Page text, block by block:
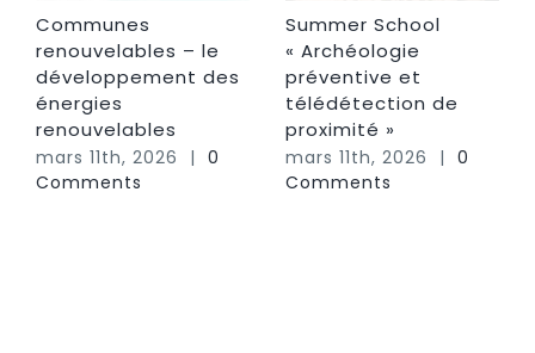
Communes
renouvelables – le
développement des
énergies
renouvelables
mars 11th, 2026 | 0
Comments
Summer School
« Archéologie
préventive et
télédétection de
proximité »
mars 11th, 2026 | 0
Comments